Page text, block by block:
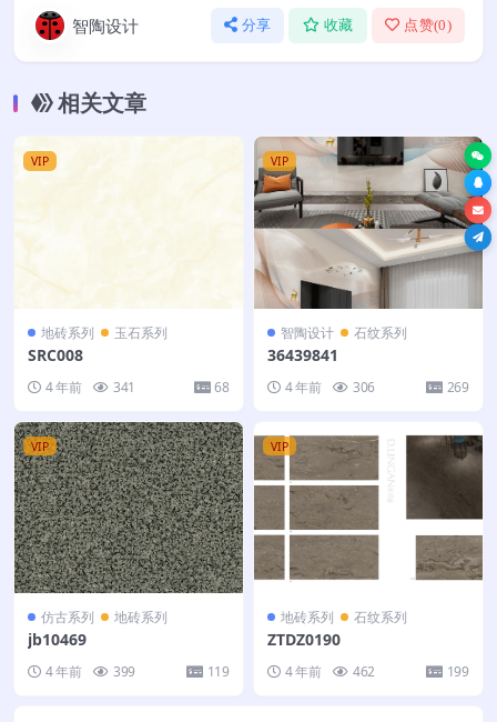
智陶设计 分享 收藏 点赞(0)
相关文章
VIP
地砖系列 玉石系列
SRC008
4 年前 341 68
VIP
智陶设计 石纹系列
36439841
4 年前 306 269
VIP
仿古系列 地砖系列
jb10469
4 年前 399 119
VIP
地砖系列 石纹系列
ZTDZ0190
4 年前 462 199